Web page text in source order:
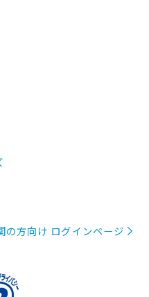
の方向け ログインページ